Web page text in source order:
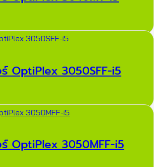
ร์ OptiPlex 3050SFF-i5
ร์ OptiPlex 3050MFF-i5